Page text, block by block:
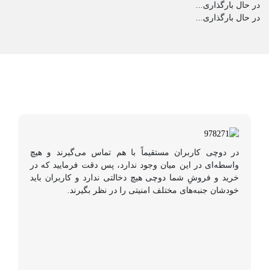
در حال بارگذاری...
در حال بارگذاری...
در دوچی کاربران مستقیماً با هم تماس می‌گیرند و هیچ
واسطه‌ای در این میان وجود ندارد، پس دقت فرمایید که در
خرید و فروشِ شما دوچی هیچ دخالتی ندارد و کاربران باید
خودشان جنبه‌های مختلف امنیتی را در نظر بگیرند.